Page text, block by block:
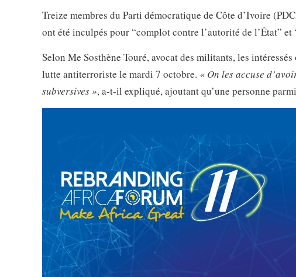
Treize membres du Parti démocratique de Côte d’Ivoire
ont été inculpés pour “complot contre l’autorité de l’État”
Selon Me Sosthène Touré, avocat des militants, les
lutte antiterroriste le mardi 7 octobre. « On les accuse
subversives », a-t-il expliqué, ajoutant qu’une personne